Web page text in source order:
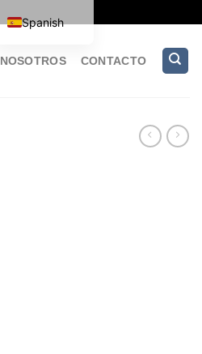
NOSOTROS CONTACTO
Spanish